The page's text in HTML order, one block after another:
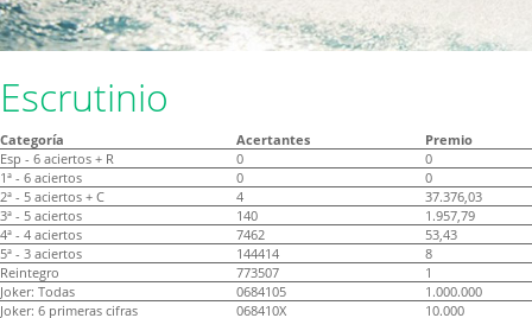
Escrutinio
Categoría Acertantes
Premio
Esp - 6 aciertos + R
0
0
1ª - 6 aciertos
0
0
2ª - 5 aciertos + C
4
37.376,03
3ª - 5 aciertos
140
1.957,79
4ª - 4 aciertos
7462
53,43
5ª - 3 aciertos
144414
8
Reintegro
773507
1
Joker: Todas
0684105
1.000.000
Joker: 6 primeras cifras
068410X
10.000